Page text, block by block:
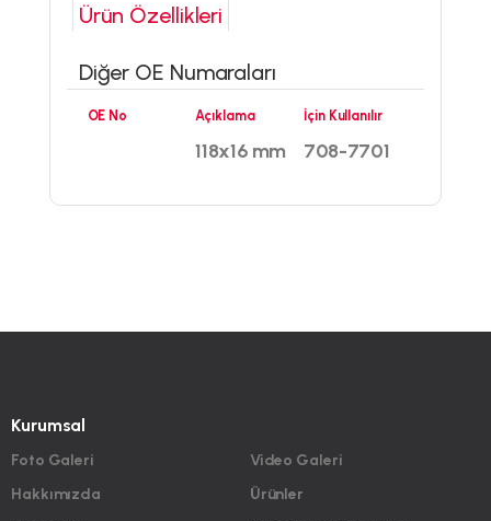
Ürün Özellikleri
Diğer OE Numaraları
OE No Açıklama
118x16 mm
İçin Kullanılır
708-7701
Kurumsal
Foto Galeri
Hakkımızda
Video Galeri
Ürünler